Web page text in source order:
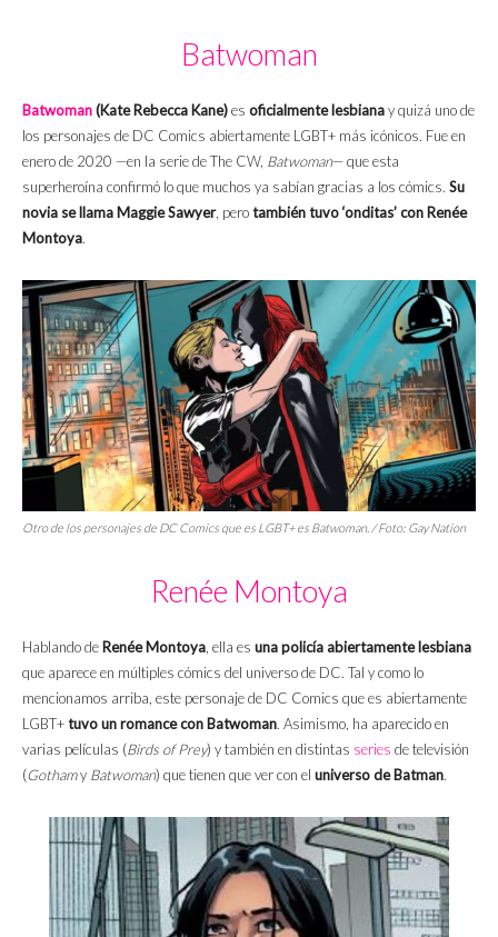
Batwoman
Batwoman(Kate Rebecca Kane)es oficialmente lesbianay quizá uno de
los personajes de DC Comics abiertamente LGBT+ más icónicos. Fue en
enero de 2020 —en la serie de The CW, Batwoman— que esta
superheroína confirmó lo que muchos ya sabían gracias a los cómics. Su
novia se llama Maggie Sawyer, perotambién tuvo ‘onditas’ con Renée
Montoya.
Otro de los personajes de DC Comics que es LGBT+ es Batwoman. / Foto: Gay Nation
Renée Montoya
Hablando de Renée Montoya, ella es una policía abiertamente lesbiana
que aparece en múltiples cómics del universo de DC. Tal y como lo
mencionamos arriba, este personaje de DC Comics que es abiertamente
LGBT+tuvo un romance con Batwoman. Asimismo, ha aparecido en
varias películas (Birds of Prey) y también en distintas series de televisión
(Gothamy Batwoman) que tienen que ver con el universo de Batman.